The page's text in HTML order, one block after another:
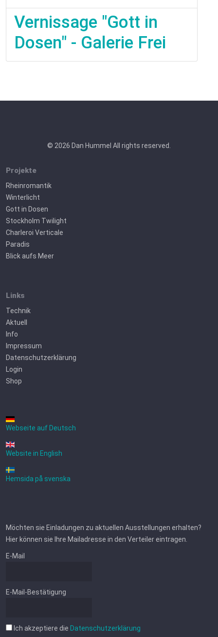
Vernissage "Gott in
Dosen" - Galerie Frei
© 2026 Dan Hummel All rights reserved.
Projekte
Rheinromantik
Winterlicht
Gott in Dosen
Stockholm Twilight
Charleroi Verticale
Paradis
Blick aufs Meer
Links
Technik
Aktuell
Info
Impressum
Datenschutzerklärung
Login
Shop
Webseite auf Deutsch
Website in English
Hemsida på svenska
Möchten sie Einladungen zu aktuellen Ausstellungen erhalten?
Hier können sie Ihre Mailadresse in den Verteiler eintragen.
E-Mail
E-Mail-Bestätigung
Ich akzeptiere die Datenschutzerklärung